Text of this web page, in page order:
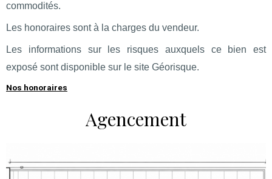
commodités.
Les honoraires sont à la charges du vendeur.
Les informations sur les risques auxquels ce bien est
exposé sont disponible sur le site Géorisque.
Nos honoraires
Agencement